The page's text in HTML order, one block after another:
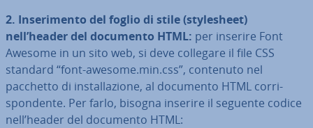
2. In­se­ri­men­to del foglio di stile (sty­le­sheet)
nell’header del documento HTML: per inserire Font
Awesome in un sito web, si deve collegare il file CSS
standard “font-awesome.min.css”, contenuto nel
pacchetto di in­stal­la­zio­ne, al documento HTML cor­ri­
spon­den­te. Per farlo, bisogna inserire il seguente codice
nell’header del documento HTML: